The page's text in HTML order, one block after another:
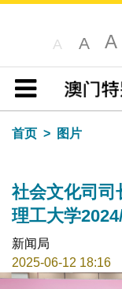
A A A
目录
首页
图片
社会文化司司
理工大学
新闻局
2025-06-12 18:16